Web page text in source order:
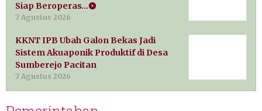
Siap Beroperas…
7 Agustus 2026
KKNT IPB Ubah Galon Bekas Jadi
Sistem Akuaponik Produktif di Desa
Sumberejo Pacitan
7 Agustus 2026